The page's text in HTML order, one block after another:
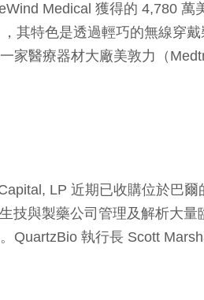
Medical 獲得的 4,780
其特色是透過輕巧的無線穿
家醫療器材大廠美敦力（
LP 近期已收購位於巴
技與製藥公司管理及解析大
QuartzBio 執行長 Scott